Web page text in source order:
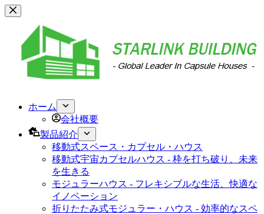
コ
ホーム
会社概要
製品紹介
移動式スペース・カプセル・ハウス
移動式宇宙カプセルハウス - 枠を打ち破り、未来
を生きる
モジュラーハウス - フレキシブルな生活、快適な
イノベーション
折りたたみ式モジュラー・ハウス - 効率的なスペ